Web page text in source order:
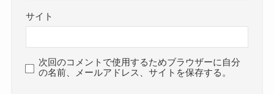
サイト
次回のコメントで使用するためブラウザーに自分
の名前、メールアドレス、サイトを保存する。